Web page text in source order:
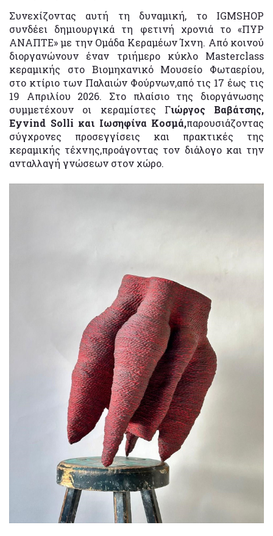
Συνεχίζοντας αυτή τη δυναμική, το IGMSHOP
συνδέει δημιουργικά τη φετινή χρονιά το «ΠΥΡ
ΑΝΑΠΤΕ» με την Ομάδα Κεραμέων Ίχνη. Από κοινού
διοργανώνουν έναν τριήμερο κύκλο Masterclass
κεραμικής στο Βιομηχανικό Μουσείο Φωταερίου,
στο κτίριο των Παλαιών Φούρνων,από τις 17 έως τις
19 Απριλίου 2026. Στο πλαίσιο της διοργάνωσης
συμμετέχουν οι κεραμίστες Γιώργος Βαβάτσης,
Eyvind Solli και Ιωσηφίνα Κοσμά,παρουσιάζοντας
σύγχρονες προσεγγίσεις και πρακτικές της
κεραμικής τέχνης,προάγοντας τον διάλογο και την
ανταλλαγή γνώσεων στον χώρο.